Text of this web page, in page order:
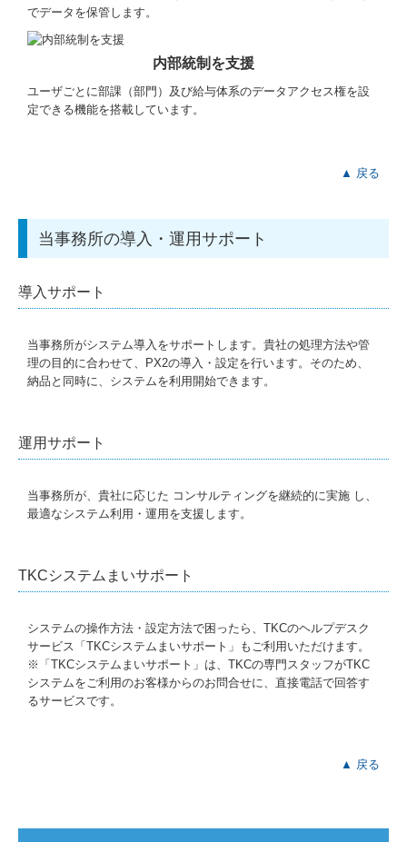
でデータを保管します。
内部統制を支援
ユーザごとに部課（部門）及び給与体系のデータアクセス権を設
定できる機能を搭載しています。
▲ 戻る
当事務所の導入・運用サポート
導入サポート
当事務所がシステム導入をサポートします。貴社の処理方法や管
理の目的に合わせて、PX2の導入・設定を行います。そのため、
納品と同時に、システムを利用開始できます。
運用サポート
当事務所が、貴社に応じた コンサルティングを継続的に実施 し、
最適なシステム利用・運用を支援します。
TKCシステムまいサポート
システムの操作方法・設定方法で困ったら、TKCのヘルプデスク
サービス「TKCシステムまいサポート」もご利用いただけます。
※「TKCシステムまいサポート」は、TKCの専門スタッフがTKC
システムをご利用のお客様からのお問合せに、直接電話で回答す
るサービスです。
▲ 戻る